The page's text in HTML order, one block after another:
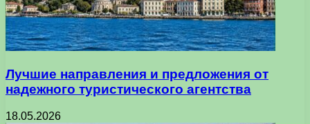
Лучшие направления и предложения от
надежного туристического агентства
18.05.2026